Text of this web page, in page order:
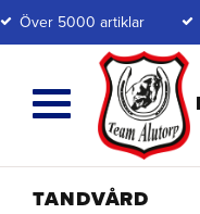
Över 5000 artiklar
TANDVÅRD